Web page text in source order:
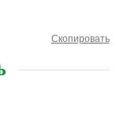
Скопировать